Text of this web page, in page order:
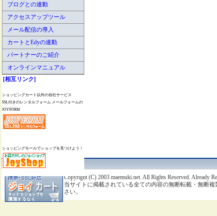
ブログとの連動
アクセスアップツール
メール配信の導入
カートとEdyの連動
パートナーのご紹介
オンラインマニュアル
[相互リンク]
ショッピングカート以外の自社サービス
SSL付きのレンタルフォーム メールフォームの
JOYFORM
ショッピングモールでショップを見つけよう！
Copyright (C) 2003 maemuki.net. All Rights Reserved. Already
当サイトに掲載されている全ての内容の無断転載・無断
さい。